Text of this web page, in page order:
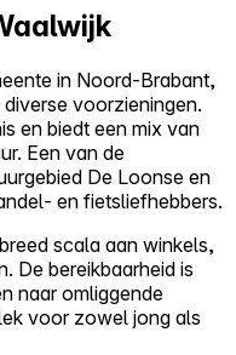
in Noord-Brabant,
voorzieningen.
en biedt een mix van
Een van de
De Loonse en
en fietsliefhebbers.
scala aan winkels,
De bereikbaarheid is
naar omliggende
voor zowel jong als